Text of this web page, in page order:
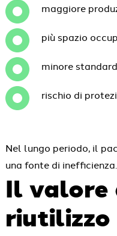
maggiore
più spazio
minore
rischio di
Nel lungo periodo, il
una fonte di inefficienza.
Il valore
riutilizzo